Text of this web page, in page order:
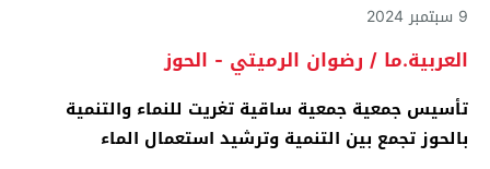
9 سبتمبر 2024
العربية.ما / رضوان الرميتي - الحوز
تأسيس جمعية جمعية ساقية تغريت للنماء والتنمية
بالحوز تجمع بين التنمية وترشيد استعمال الماء